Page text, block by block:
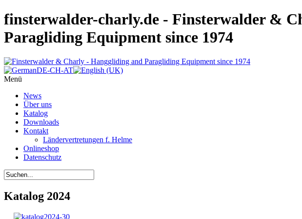
finsterwalder-charly.de - Finsterwalder &
Paragliding Equipment since 1974
Menü
News
Über uns
Katalog
Downloads
Kontakt
Ländervertretungen f. Helme
Onlineshop
Datenschutz
Katalog 2024